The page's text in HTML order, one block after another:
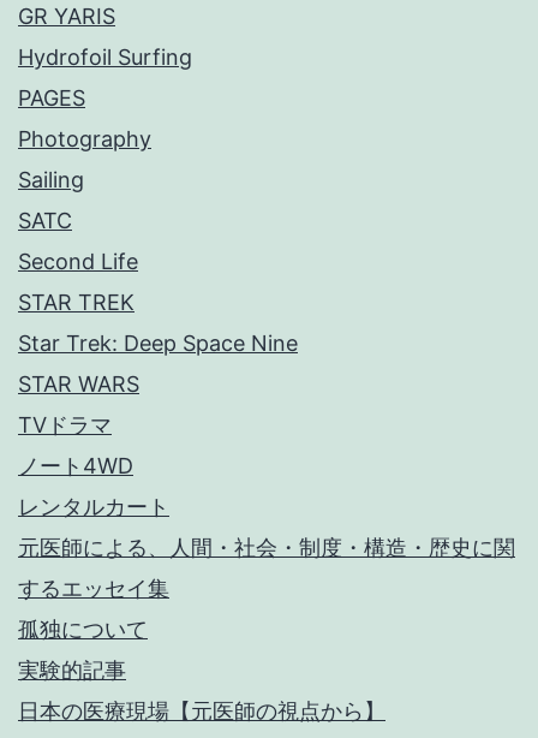
GR YARIS
Hydrofoil Surfing
PAGES
Photography
Sailing
SATC
Second Life
STAR TREK
Star Trek: Deep Space Nine
STAR WARS
TVドラマ
ノート4WD
レンタルカート
元医師による、人間・社会・制度・構造・歴史に関
するエッセイ集
孤独について
実験的記事
日本の医療現場【元医師の視点から】